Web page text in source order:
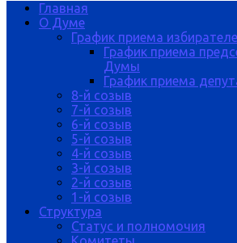
Главная
О Думе
График приема
График приема
Думы
График приема
8-й созыв
7-й созыв
6-й созыв
5-й созыв
4-й созыв
3-й созыв
2-й созыв
1-й созыв
Структура
Статус и полномочия